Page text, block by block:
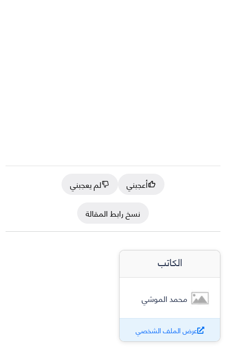
أعجبني
لم يعجبني
نسخ رابط المقالة
الكاتب
محمد الموشي
عرض الملف الشخصي